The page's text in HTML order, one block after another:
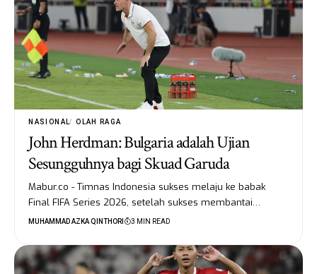
NASIONAL OLAH RAGA
John Herdman: Bulgaria adalah Ujian
Sesungguhnya bagi Skuad Garuda
Mabur.co - Timnas Indonesia sukses melaju ke babak
Final FIFA Series 2026, setelah sukses membantai…
MUHAMMAD AZKA QINTHORI 3 MIN READ